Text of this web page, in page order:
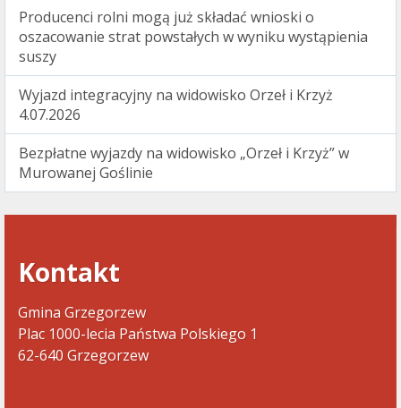
Producenci rolni mogą już składać wnioski o
oszacowanie strat powstałych w wyniku wystąpienia
suszy
Wyjazd integracyjny na widowisko Orzeł i Krzyż
4.07.2026
Bezpłatne wyjazdy na widowisko „Orzeł i Krzyż” w
Murowanej Goślinie
Kontakt
Gmina Grzegorzew
Plac 1000-lecia Państwa Polskiego 1
62-640 Grzegorzew